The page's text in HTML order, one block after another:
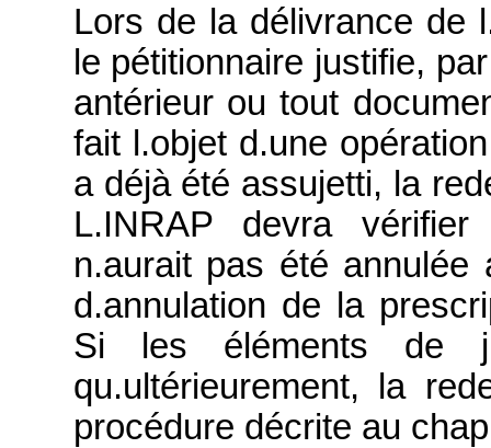
Lors de la délivrance de
le pétitionnaire justifie,
antérieur ou tout
fait l.objet d.une
a déjà été assujetti, la
L.INRAP devra
n.aurait pas été
d.annulation de la
Si les éléments de
qu.ultérieurement, la
procédure décrite au